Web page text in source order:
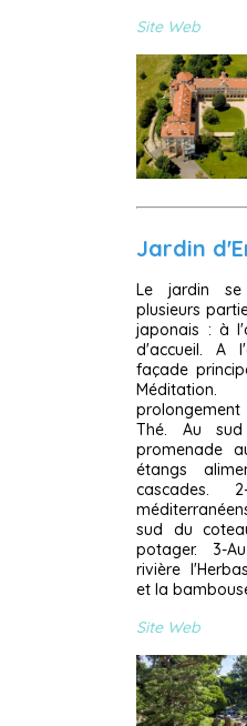
Site Web
Jardin
Le jardin
plusieurs
japonais : à
d'accueil. A
façade
Thé. Au
promenade
étangs
cascades.
sud du
potager. 3-
rivière
et la
Site Web